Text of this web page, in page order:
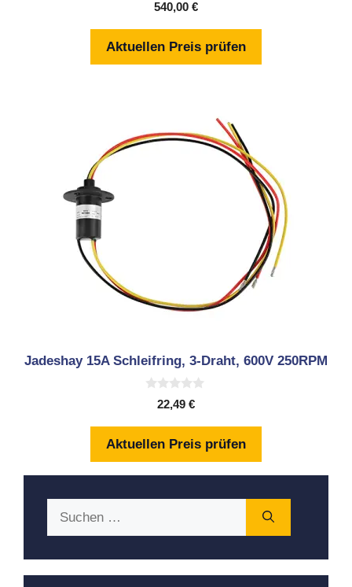
5
540,00 €
Aktuellen Preis prüfen
Jadeshay 15A Schleifring, 3-Draht, 600V 250RPM
5
22,49 €
Aktuellen Preis prüfen